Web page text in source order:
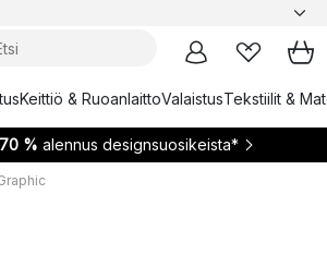
Keittiö & RuoanlaittoValaistusTekstiilit &
% alennus designsuosikeista*